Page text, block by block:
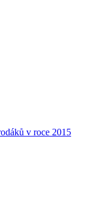
v roce 2015